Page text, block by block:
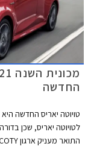
החדשה